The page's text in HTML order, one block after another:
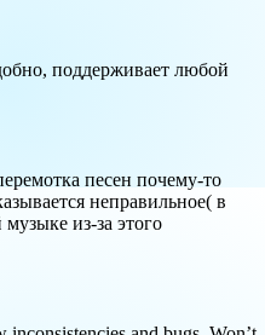
поддерживает любой
песен почему-то
неправильное( в
из-за этого
and bugs. Won’t
hard to import from a hard